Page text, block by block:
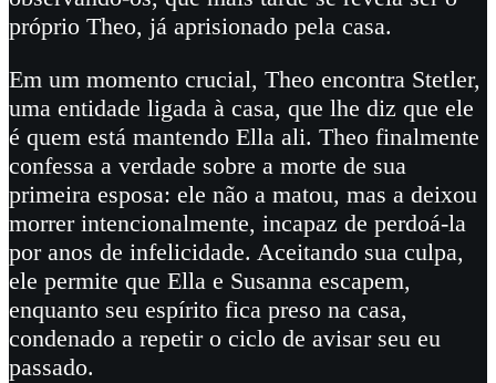
próprio Theo, já aprisionado pela casa.
Em um momento crucial, Theo encontra Stetler,
uma entidade ligada à casa, que lhe diz que ele
é quem está mantendo Ella ali. Theo finalmente
confessa a verdade sobre a morte de sua
primeira esposa: ele não a matou, mas a deixou
morrer intencionalmente, incapaz de perdoá-la
por anos de infelicidade. Aceitando sua culpa,
ele permite que Ella e Susanna escapem,
enquanto seu espírito fica preso na casa,
condenado a repetir o ciclo de avisar seu eu
passado.